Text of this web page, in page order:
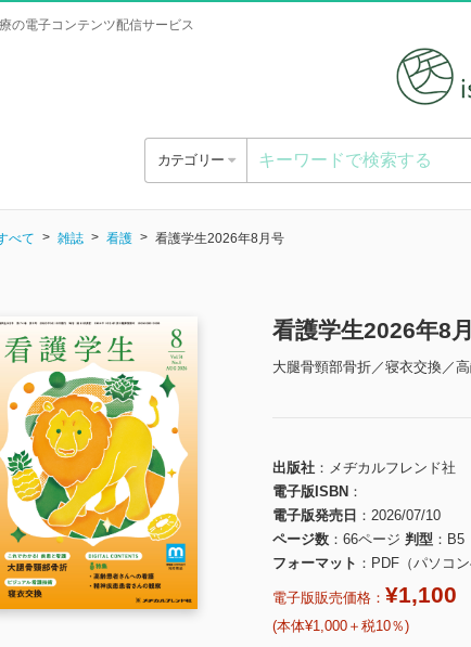
の電子コンテンツ配信サービス
カテゴリー
べて 雑誌 看護 看護学生2026年8月号
看護学生2026年8
大腿骨頸部骨折／寝衣交換／
出版社
メヂカルフレンド社
電子版ISBN
電子版発売日
2026/07/10
ページ数
66ページ 判型
B5
フォーマット
PDF（パソコ
電子版販売価格： ¥1,100
(本体¥1,000＋税10％)